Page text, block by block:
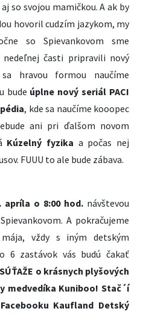
so svojou mamičkou. A ak by
hovoril cudzím jazykom, my
so Spievankovom sme
časti pripravili nový
hravou formou naučíme
bude úplne nový seriál PACI
, kde sa naučíme kooopec
ani pri ďalšom novom
Kúzelný fyzika a počas nej
FUUU to ale bude zábava.
apríla o 8:00 hod. návštevou
A pokračujeme
vždy s iným detským
6 zastávok vás budú čakať
SÚŤAŽE o krásnych plyšových
medvedíka Kuniboo! Stač´í
Kaufland Detský